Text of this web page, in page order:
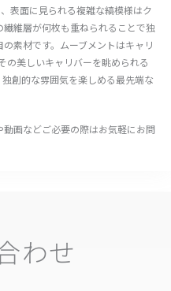
表面に見られる複雑な縞模様はク
維層が何枚も重ねられることで独
素材です。ムーブメントはキャリ
の美しいキャリバーを眺められる
創的な雰囲気を楽しめる最先端な
画などご必要の際はお気軽にお問
わせ